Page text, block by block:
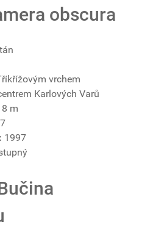
obscura
vrchem
Karlových Varů
m
1997